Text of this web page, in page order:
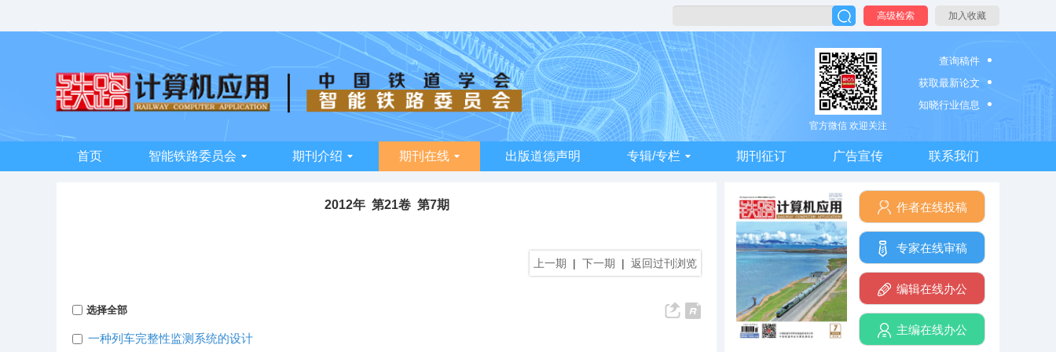
高级检索 加入收藏
查询稿件
获取最新论文
知晓行业信息
官方微信 欢迎关注
首页 智能铁路委员会 期刊介绍 期刊在线 出版道德声明 专辑/专栏 期刊征订 广告宣传 联系我们
2012年 第21卷 第7期
上一期 | 下一期 | 返回过刊浏览
选择全部
一种列车完整性监测系统的设计
作者在线投稿
专家在线审稿
编辑在线办公
主编在线办公